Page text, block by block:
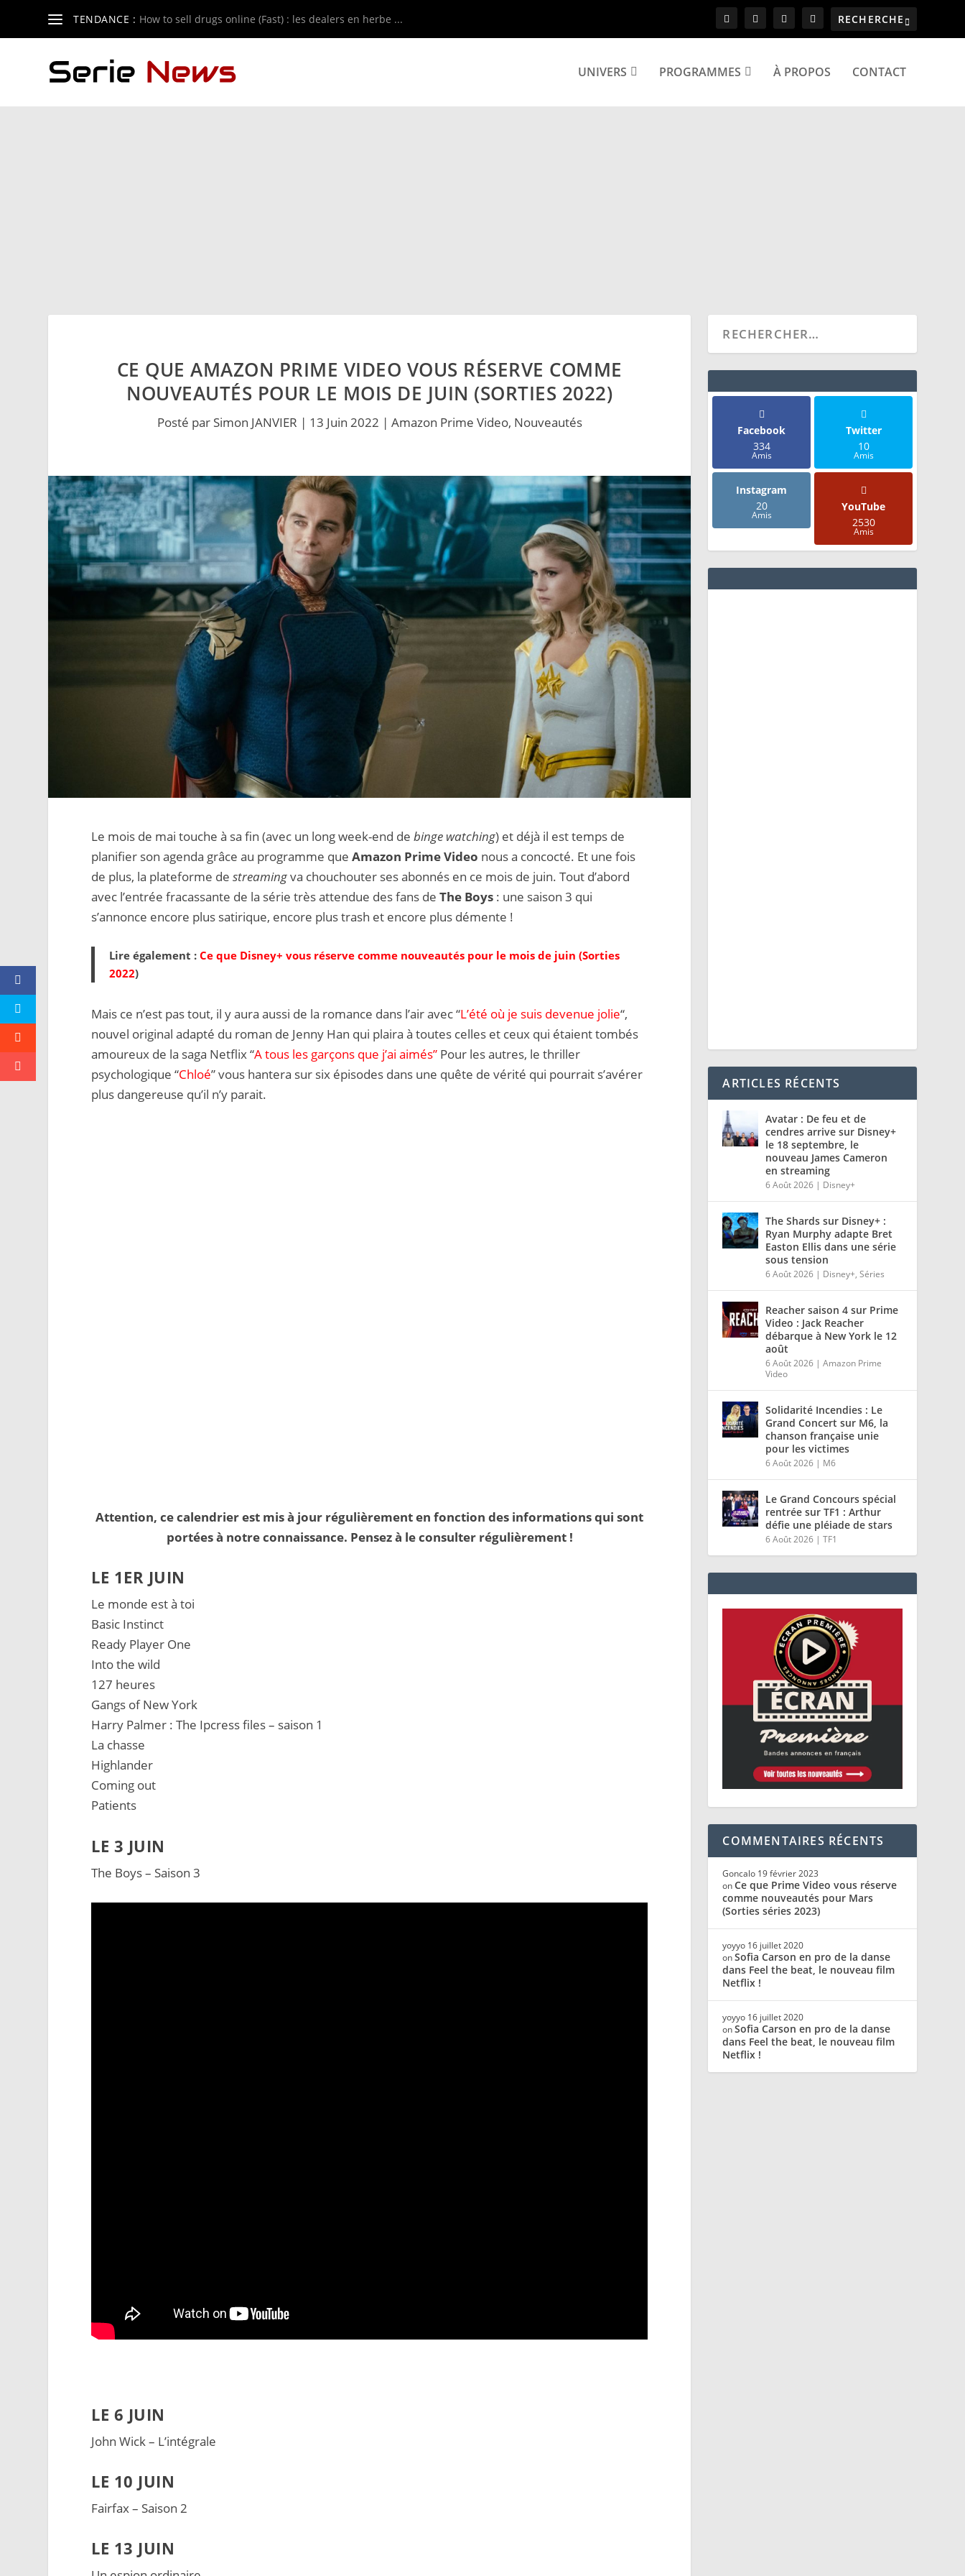
TENDANCE : How to sell drugs online (Fast) : les dealers en herbe ...
UNIVERS PROGRAMMES À PROPOS CONTACT
CE QUE AMAZON PRIME VIDEO VOUS RÉSERVE COMME
NOUVEAUTÉS POUR LE MOIS DE JUIN (SORTIES 2022)
Posté par Simon JANVIER | 13 Juin 2022 | Amazon Prime Video, Nouveautés
Le mois de mai touche à sa fin (avec un long week-end debinge watching) et déjà il est temps de
planifier son agenda grâce au programme queAmazon Prime Video nous a concocté. Et une fois
de plus, la plateforme destreamingva chouchouter ses abonnés en ce mois de juin. Tout d’abord
avec l’entrée fracassante de la série très attendue des fans deThe Boys : une saison 3 qui
s’annonce encore plus satirique, encore plus trash et encore plus démente !
Lire également :Ce que Disney+ vous réserve comme nouveautés pour le mois de juin (Sorties
2022)
Mais ce n’est pas tout, il y aura aussi de la romance dans l’air avec “L’été où je suis devenue jolie“,
nouvel original adapté du roman de Jenny Han qui plaira à toutes celles et ceux qui étaient tombés
amoureux de la saga Netflix “A tous les garçons que j’ai aimés” Pour les autres, le thriller
psychologique “Chloé” vous hantera sur six épisodes dans une quête de vérité qui pourrait s’avérer
plus dangereuse qu’il n’y parait.
Attention, ce calendrier est mis à jour régulièrement en fonction des informations qui sont
portées à notre connaissance. Pensez à le consulter régulièrement !
LE 1ER JUIN
Le monde est à toi
Basic Instinct
Ready Player One
Into the wild
127 heures
Gangs of New York
Harry Palmer : The Ipcress files – saison 1
La chasse
Highlander
Coming out
Patients
LE 3 JUIN
The Boys – Saison 3
LE 6 JUIN
John Wick – L’intégrale
LE 10 JUIN
Fairfax – Saison 2
LE 13 JUIN
Facebook
334
Amis
Twitter
10
Amis
Instagram
20
Amis
YouTube
2530
Amis
ARTICLES RÉCENTS
Avatar : De feu et de
cendres arrive sur Disney+
le 18 septembre, le
nouveau James Cameron
en streaming
6 Août 2026 | Disney+
The Shards sur Disney+ :
Ryan Murphy adapte Bret
Easton Ellis dans une série
sous tension
6 Août 2026 | Disney+,Séries
Reacher saison 4 sur Prime
Video : Jack Reacher
débarque à New York le 12
août
6 Août 2026 |Amazon Prime
Video
Solidarité Incendies : Le
Grand Concert sur M6, la
chanson française unie
pour les victimes
6 Août 2026 | M6
Le Grand Concours spécial
rentrée sur TF1 : Arthur
défie une pléiade de stars
6 Août 2026 |TF1
COMMENTAIRES RÉCENTS
Goncalo 19 février 2023
onCe que Prime Video vous réserve
comme nouveautés pour Mars
(Sorties séries 2023)
yoyyo 16 juillet 2020
onSofia Carson en pro de la danse
dans Feel the beat, le nouveau film
Netflix !
yoyyo 16 juillet 2020
onSofia Carson en pro de la danse
dans Feel the beat, le nouveau film
Netflix !